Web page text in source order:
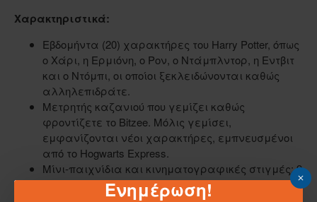
Ενημέρωση!
Χαρακτηριστικά:
Εβδομήντα (20) χαρακτήρες του Harry Potter, όπως
ο Χάρι, η Ερμιόνη, ο Ρον, ο Ντάμπλντορ, η Εντβιτ
και ο Ντόμπι, οι οποίοι ξεκλειδώνονται καθώς
αλληλεπιδράτε.
Μετρητής καζανιού που γεμίζει καθώς
φροντίζετε το Bitzee. Μόλις γεμίσει,
εμφανίζονται νέοι χαρακτήρες, εμπνευσμένοι
από το Hogwarts Express.
Μίνι-παιχνίδια και κινηματογραφικές στιγμές: 9
μίνι-παιχνίδια και εμβληματικές σκηνές από τις